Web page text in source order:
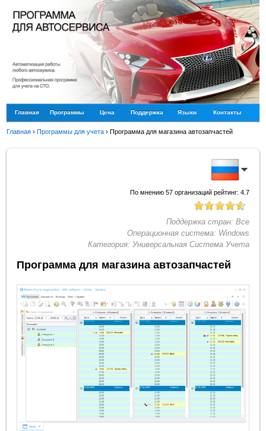
Главная Программы Цена Поддержка Языки Контакты
Главная ›Программы для учета ›Программа для магазина автозапчастей
По мнению 57организаций рейтинг: 4.7
Поддержка стран: Все
Операционная система: Windows
Категория: Универсальная Система Учета
Программа для магазина автозапчастей